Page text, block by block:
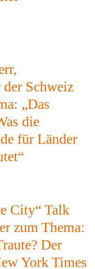
Schweiz
„Das
die
für Länder
City“ Talk
zum Thema:
Der
York Times